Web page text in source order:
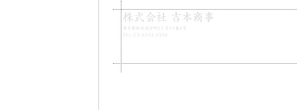
株式会社 吉本商事
東京都西区国分町5丁目15番6号
TEL 03-6243-5378